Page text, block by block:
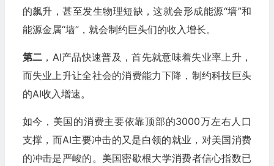
的飙升，甚至发生物理短缺，这就会形成能源“墙”和
能源金属“墙”，就会制约巨头们的收入增长。
第二 ，AI产品快速普及，首先就意味着失业率上升，
而失业上升让全社会的消费能力下降，制约科技巨头
的AI收入增速。
如今，美国的消费主要依靠顶部的3000万左右人口
支撑，而AI主要冲击的又是白领的就业，对美国消费
的冲击是严峻的。美国密歇根大学消费者信心指数已